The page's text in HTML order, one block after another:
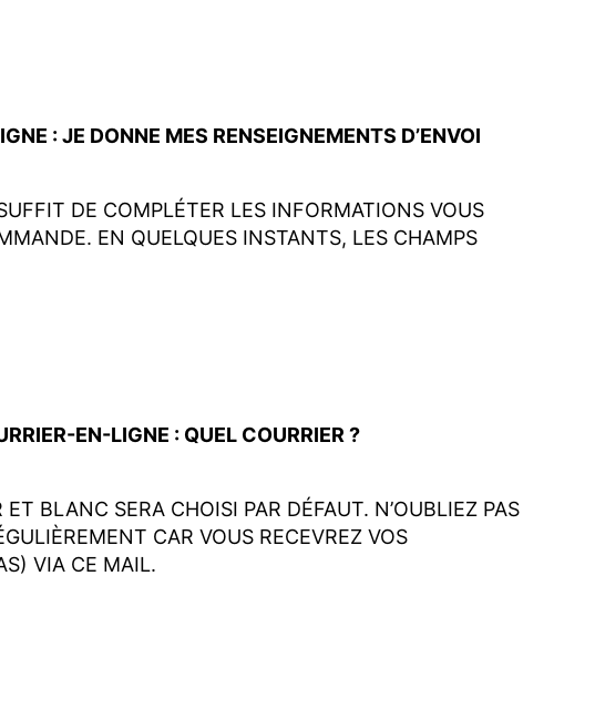
: JE DONNE MES RENSEIGNEMENTS D’ENVOI
DE COMPLÉTER LES INFORMATIONS VOUS
EN QUELQUES INSTANTS, LES CHAMPS
EN-LIGNE : QUEL COURRIER ?
BLANC SERA CHOISI PAR DÉFAUT. N’OUBLIEZ PAS
CAR VOUS RECEVREZ VOS
VIA CE MAIL.